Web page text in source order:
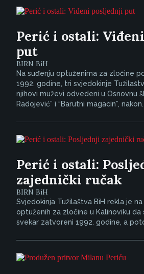
Perić i ostali:
put
BIRN BiH
Na suđenju optuženima za zločine
1992. godine, tri svjedokinje
njihovi muževi odvedeni u Osnovnu
Radojević” i “Barutni magacin”, nakon...
Perić i ostali:
zajednički ručak
BIRN BiH
Svjedokinja Tužilaštva BiH rekla je
optuženih za zločine u Kalinoviku da
svekar zatvoreni 1992. godine, a